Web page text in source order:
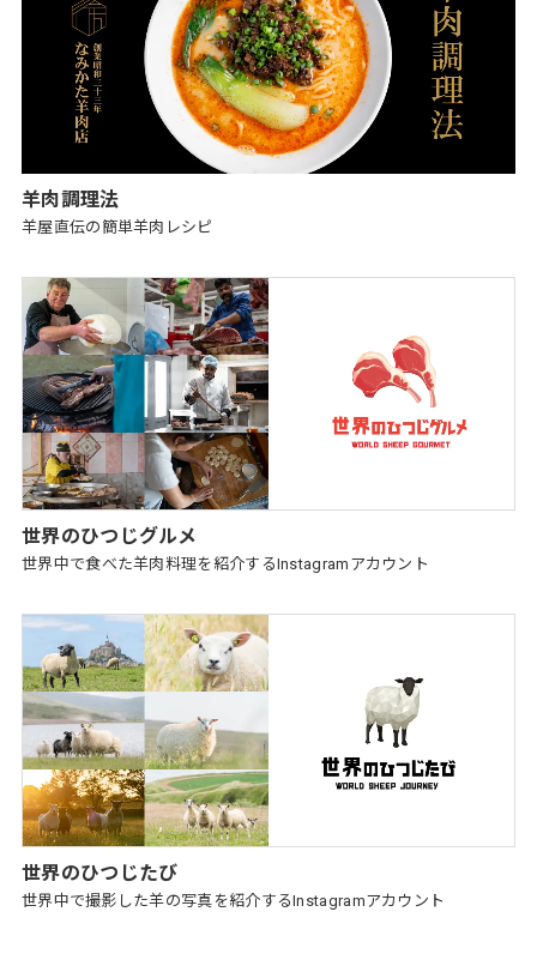
羊肉調理法
羊屋直伝の簡単羊肉レシピ
世界のひつじグルメ
世界中で食べた羊肉料理を紹介するInstagramアカウント
世界のひつじたび
世界中で撮影した羊の写真を紹介するInstagramアカウント